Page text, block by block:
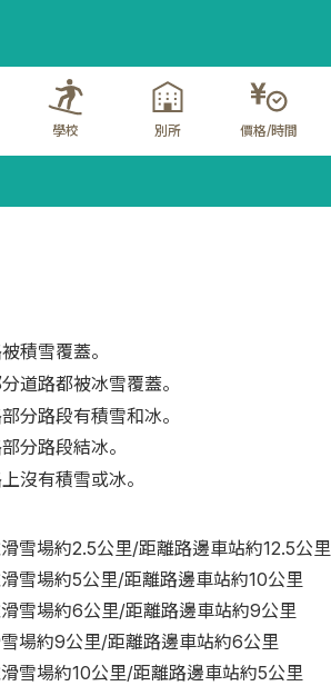
學校 別所 價格/時間
積雪覆蓋。
道路都被冰雪覆蓋。
分路段有積雪和冰。
分路段結冰。
沒有積雪或冰。
雪場約2.5公里/距離路邊車站約12.5公里
雪場約5公里/距離路邊車站約10公里
雪場約6公里/距離路邊車站約9公里
場約9公里/距離路邊車站約6公里
雪場約10公里/距離路邊車站約5公里